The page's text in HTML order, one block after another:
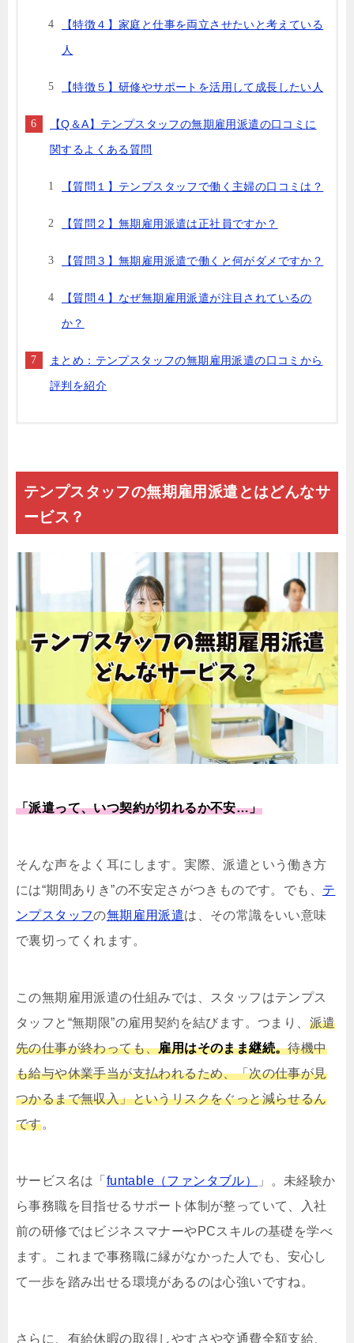
【特徴４】家庭と仕事を両立させたいと考えている
人
【特徴５】研修やサポートを活用して成長したい人
【Q＆A】テンプスタッフの無期雇用派遣の口コミに
関するよくある質問
【質問１】テンプスタッフで働く主婦の口コミは？
【質問２】無期雇用派遣は正社員ですか？
【質問３】無期雇用派遣で働くと何がダメですか？
【質問４】なぜ無期雇用派遣が注目されているの
か？
まとめ：テンプスタッフの無期雇用派遣の口コミから
評判を紹介
テンプスタッフの無期雇用派遣とはどんなサ
ービス？
「派遣って、いつ契約が切れるか不安…」
そんな声をよく耳にします。実際、派遣という働き方
には“期間ありき”の不安定さがつきものです。でも、 テ
ンプスタッフの無期雇用派遣は、その常識をいい意味
で裏切ってくれます。
この無期雇用派遣の仕組みでは、スタッフはテンプス
タッフと“無期限”の雇用契約を結びます。つまり、 派遣
先の仕事が終わっても、雇用はそのまま継続。待機中
も給与や休業手当が支払われるため、「次の仕事が見
つかるまで無収入」というリスクをぐっと減らせるん
です。
サービス名は「 funtable（ファンタブル）
」。未経験か
ら事務職を目指せるサポート体制が整っていて、入社
前の研修ではビジネスマナーやPCスキルの基礎を学べ
ます。これまで事務職に縁がなかった人でも、安心し
て一歩を踏み出せる環境があるのは心強いですね。
さらに、有給休暇の取得しやすさや交通費全額支給、